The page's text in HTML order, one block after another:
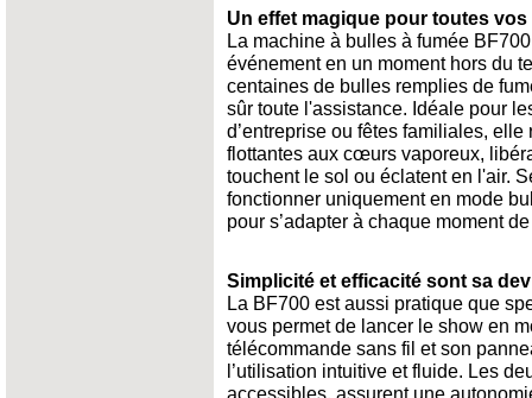
Un effet magique pour toutes vos
La machine à bulles à fumée
événement en un moment hors du
centaines de bulles remplies de
sûr toute l'assistance. Idéale pour
d’entreprise ou fêtes familiales,
flottantes aux cœurs vaporeux,
touchent le sol ou éclatent en l'air.
fonctionner uniquement en mode
pour s’adapter à chaque moment
Simplicité et efficacité sont sa
La BF700 est aussi pratique que
vous permet de lancer le show en
télécommande sans fil et son
l’utilisation intuitive et fluide. Les
accessibles, assurent une